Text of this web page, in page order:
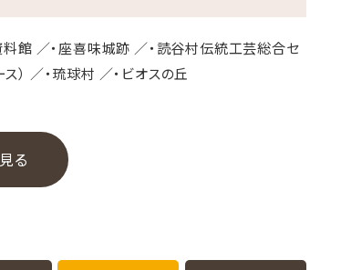
館 ／・座喜味城跡 ／・読谷村伝統工芸総合セ
） ／・琉球村 ／・ビオスの丘
る